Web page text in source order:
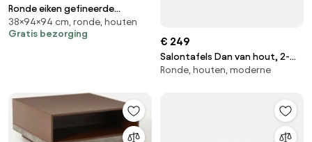
Ronde eiken gefineerde
salontafel met 2 poefs, JEN
38×94×94 cm, ronde, houten
Gratis bezorging
€ 249
Salontafels Dan van hout, 2-
delig
Ronde, houten, moderne